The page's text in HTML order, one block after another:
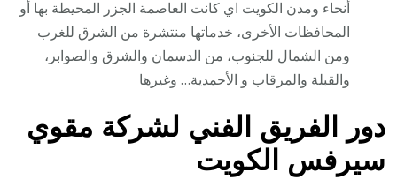
أنحاء ومدن الكويت اي كانت العاصمة الجزر المحيطة بها أو
المحافظات الأخرى، خدماتها منتشرة من الشرق للغرب
ومن الشمال للجنوب، من الدسمان والشرق والصوابر،
والقبلة والمرقاب و الأحمدية… وغيرها
دور الفريق الفني لشركة مقوي
سيرفس الكويت